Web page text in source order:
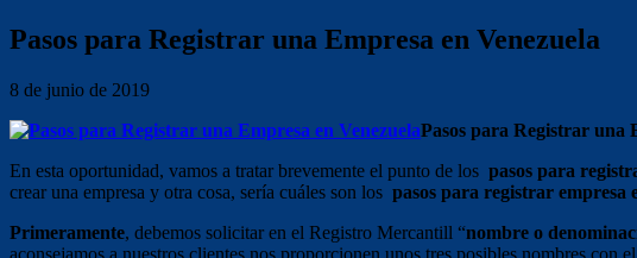
Pasos para Registrar una Empresa en Venezuela
8 de junio de 2019
Pasos para Registrar una
En esta oportunidad, vamos a tratar brevemente el punto de los pasos para
crear una empresa y otra cosa, sería cuáles son los pasos para registrar empresa
Primeramente, debemos solicitar en el Registro Mercantill “nombre o
aconsejamos a nuestros clientes nos proporcionen unos tres posibles nombres